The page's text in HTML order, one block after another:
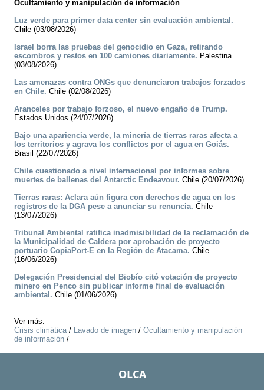
Ocultamiento y manipulación de información
Luz verde para primer data center sin evaluación ambiental.
Chile (03/08/2026)
Israel borra las pruebas del genocidio en Gaza, retirando
escombros y restos en 100 camiones diariamente. Palestina
(03/08/2026)
Las amenazas contra ONGs que denunciaron trabajos forzados
en Chile. Chile (02/08/2026)
Aranceles por trabajo forzoso, el nuevo engaño de Trump.
Estados Unidos (24/07/2026)
Bajo una apariencia verde, la minería de tierras raras afecta a
los territorios y agrava los conflictos por el agua en Goiás.
Brasil (22/07/2026)
Chile cuestionado a nivel internacional por informes sobre
muertes de ballenas del Antarctic Endeavour. Chile (20/07/2026)
Tierras raras: Aclara aún figura con derechos de agua en los
registros de la DGA pese a anunciar su renuncia. Chile
(13/07/2026)
Tribunal Ambiental ratifica inadmisibilidad de la reclamación de
la Municipalidad de Caldera por aprobación de proyecto
portuario CopiaPort-E en la Región de Atacama. Chile
(16/06/2026)
Delegación Presidencial del Biobío citó votación de proyecto
minero en Penco sin publicar informe final de evaluación
ambiental. Chile (01/06/2026)
Ver más:
Crisis climática/ Lavado de imagen / Ocultamiento y manipulación
de información /
OLCA